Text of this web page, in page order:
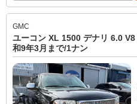
GMC
ユーコン XL 1500 デナリ 6.0
和9年3月まで/1ナン